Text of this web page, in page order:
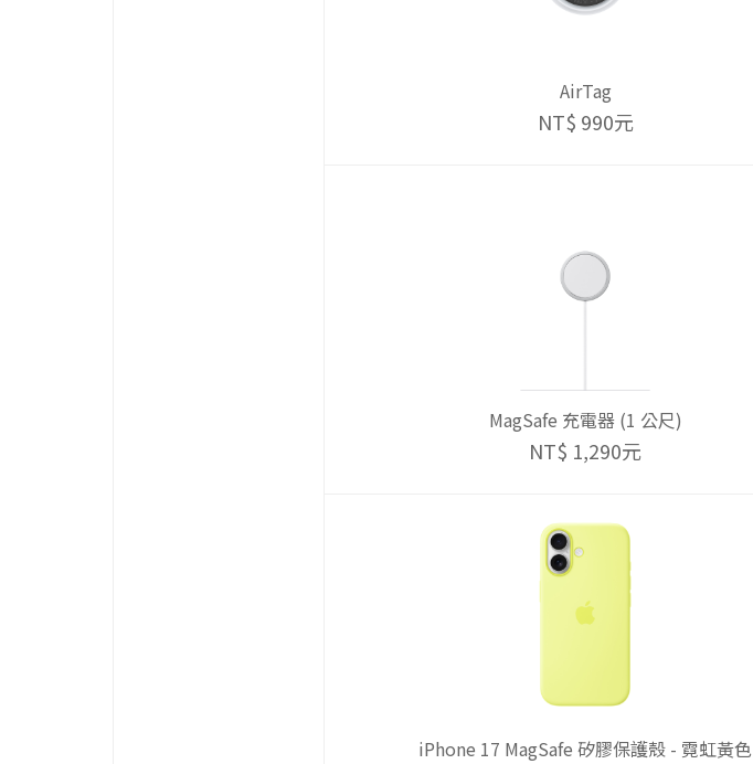
AirTag
NT$ 990元
MagSafe 充電器 (1 公尺)
NT$ 1,290元
iPhone 17 MagSafe 矽膠保護殼 - 霓虹黃色